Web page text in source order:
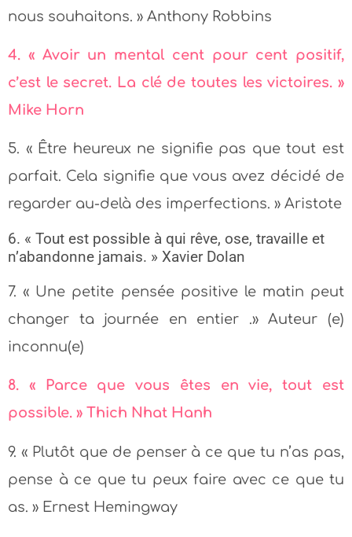
nous souhaitons. » Anthony Robbins
4. « Avoir un mental cent pour cent positif,
c’est le secret. La clé de toutes les victoires. »
Mike Horn
5. « Être heureux ne signifie pas que tout est
parfait. Cela signifie que vous avez décidé de
regarder au-delà des imperfections. » Aristote
6. « Tout est possible à qui rêve, ose, travaille et
n’abandonne jamais. » Xavier Dolan
7. « Une petite pensée positive le matin peut
changer ta journée en entier .» Auteur (e)
inconnu(e)
8. « Parce que vous êtes en vie, tout est
possible. » Thich Nhat Hanh
9. « Plutôt que de penser à ce que tu n’as pas,
pense à ce que tu peux faire avec ce que tu
as. » Ernest Hemingway